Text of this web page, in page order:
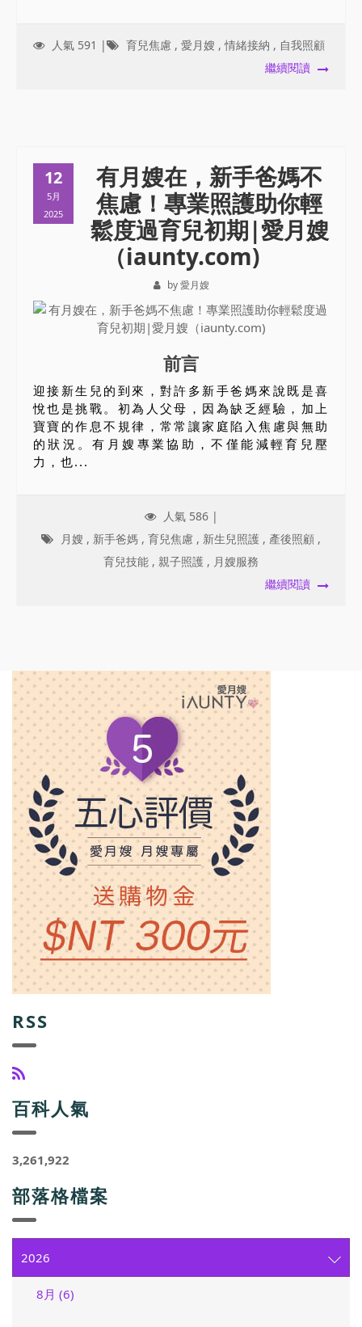
人氣 591 | 育兒焦慮 , 愛月嫂 , 情緒接納 , 自我照顧
繼續閱讀
12
5月
2025
有月嫂在，新手爸媽不
焦慮！專業照護助你輕
鬆度過育兒初期|愛月嫂
（iaunty.com)
by 愛月嫂
前言
迎接新生兒的到來，對許多新手爸媽來說既是喜
悅也是挑戰。初為人父母，因為缺乏經驗，加上
寶寶的作息不規律，常常讓家庭陷入焦慮與無助
的狀況。有月嫂專業協助，不僅能減輕育兒壓
力，也...
人氣 586 |
月嫂 , 新手爸媽 , 育兒焦慮 , 新生兒照護 , 產後照顧 ,
育兒技能 , 親子照護 , 月嫂服務
繼續閱讀
RSS
百科人氣
3,261,922
部落格檔案
2026
8月 (6)